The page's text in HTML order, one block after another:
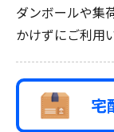
ダンボールや集
かけずにご利用
宅